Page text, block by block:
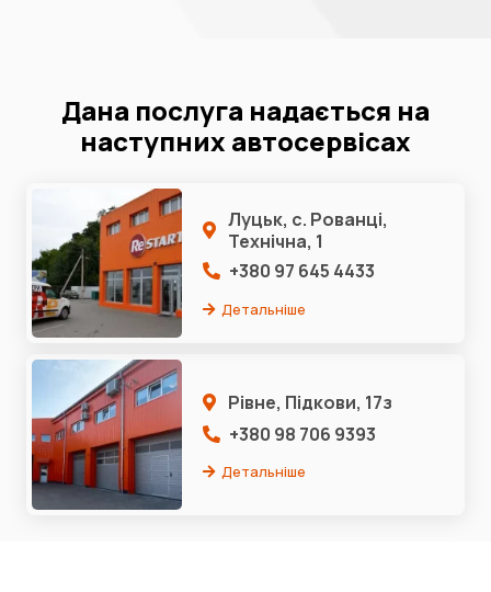
Дана послуга надається на
наступних автосервісах
Луцьк, с. Рованці,
Технічна, 1
+380 97 645 4433
Детальніше
Рівне, Підкови, 17з
+380 98 706 9393
Детальніше